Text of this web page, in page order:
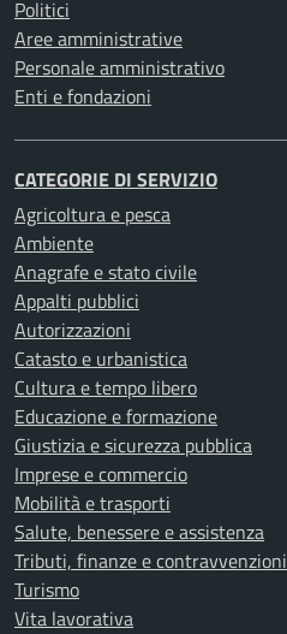
Politici
Aree amministrative
Personale amministrativo
Enti e fondazioni
CATEGORIE DI SERVIZIO
Agricoltura e pesca
Ambiente
Anagrafe e stato civile
Appalti pubblici
Autorizzazioni
Catasto e urbanistica
Cultura e tempo libero
Educazione e formazione
Giustizia e sicurezza pubblica
Imprese e commercio
Mobilità e trasporti
Salute, benessere e assistenza
Tributi, finanze e contravvenzioni
Turismo
Vita lavorativa